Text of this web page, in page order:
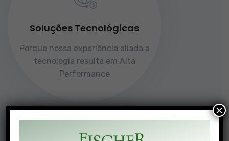
Soluções Tecnológicas
Porque nossa experiência aliada a
tecnologia resulta em Alta
Performance
×